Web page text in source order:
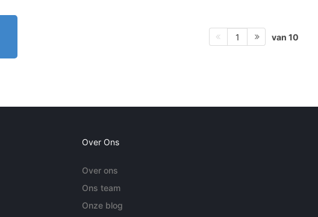
1 van 10
Over Ons
Over ons
Ons team
Onze blog